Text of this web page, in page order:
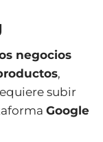
negocios
,
subir
Google